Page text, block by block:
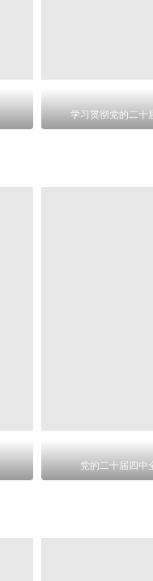
学习贯彻党的二十
党的二十届四中